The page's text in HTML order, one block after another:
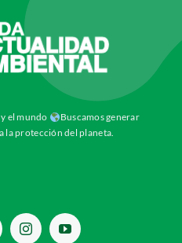
el mundo
Buscamos generar
la protección del planeta.